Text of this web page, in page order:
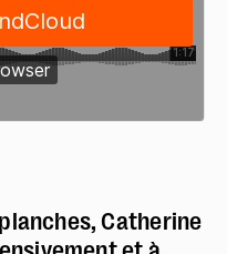
Catherine